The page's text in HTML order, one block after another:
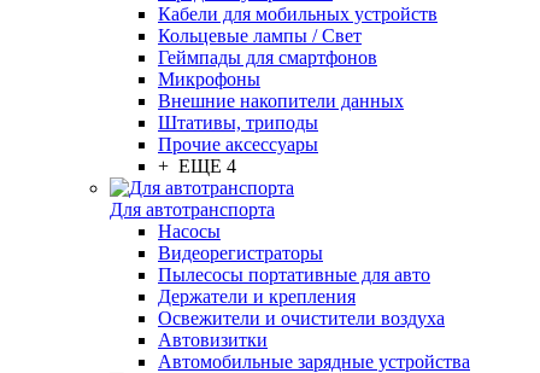
Кабели для мобильных устройств
Кольцевые лампы / Свет
Геймпады для смартфонов
Микрофоны
Внешние накопители данных
Штативы, триподы
Прочие аксессуары
+ ЕЩЕ 4
Для автотранспорта
Насосы
Видеорегистраторы
Пылесосы портативные для авто
Держатели и крепления
Освежители и очистители воздуха
Автовизитки
Автомобильные зарядные устройства